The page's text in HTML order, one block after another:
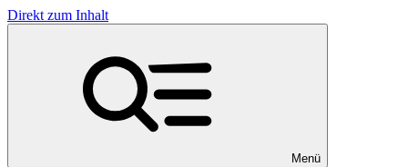
Direkt zum Inhalt
Menü